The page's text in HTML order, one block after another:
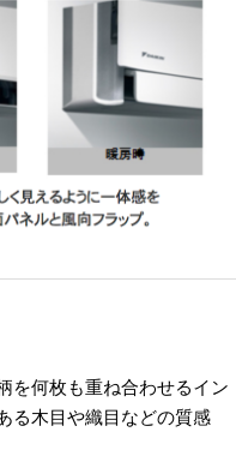
を何枚も重ね合わせるイン
る木目や織目などの質感